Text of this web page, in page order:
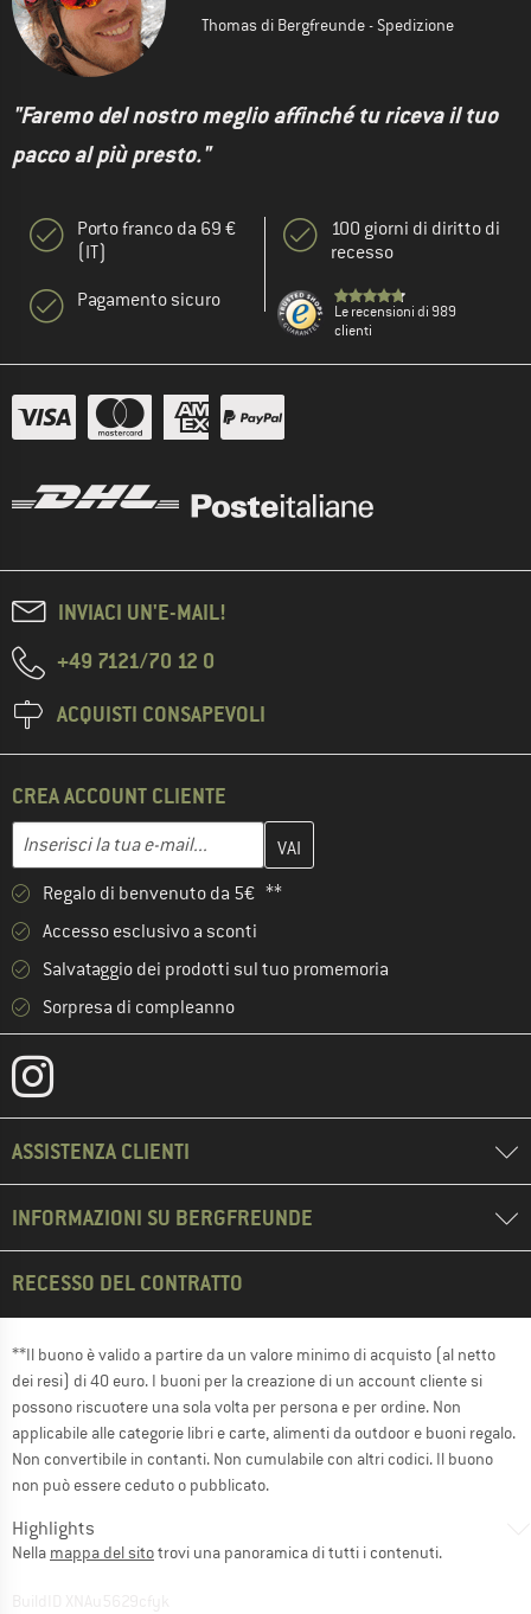
Thomas di Bergfreunde - Spedizione
"Faremo del nostro meglio affinché tu riceva il tuo
pacco al più presto."
Porto franco da 69 €
(IT)
Pagamento sicuro
100 giorni di diritto di
recesso
Le recensioni di 989
clienti
INVIACI UN'E-MAIL!
+49 7121/70 12 0
ACQUISTI CONSAPEVOLI
CREA ACCOUNT CLIENTE
Indirizzo e-mail
Inserisci qui il tuo indirizzo e-mail e crea il tuo account cliente
Regalo di benvenuto da 5€ **
Accesso esclusivo a sconti
Salvataggio dei prodotti sul tuo promemoria
Sorpresa di compleanno
ASSISTENZA CLIENTI
INFORMAZIONI SU BERGFREUNDE
RECESSO DEL CONTRATTO
**Il buono è valido a partire da un valore minimo di acquisto (al netto
dei resi) di 40 euro. I buoni per la creazione di un account cliente si
possono riscuotere una sola volta per persona e per ordine. Non
applicabile alle categorie libri e carte, alimenti da outdoor e buoni regalo.
Non convertibile in contanti. Non cumulabile con altri codici. Il buono
non può essere ceduto o pubblicato.
Highlights
Nella mappa del sitotrovi una panoramica di tutti i contenuti.